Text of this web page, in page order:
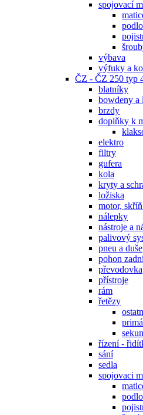
spojovací
výbava
výfuky a
ČZ - ČZ 250 typ
blatníky
bowdeny a
brzdy
doplňky k
elektro
filtry
gufera
kola
kryty a
ložiska
motor,
nálepky
nástroje a
palivový
pneu a duše
pohon
převodovka
přístroje
rám
řetězy
řízení -
sání
sedla
spojovaci